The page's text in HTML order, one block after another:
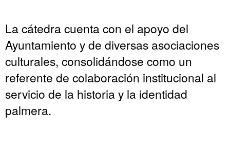
La cátedra cuenta con el apoyo del
Ayuntamiento y de diversas asociaciones
culturales, consolidándose como un
referente de colaboración institucional al
servicio de la historia y la identidad
palmera.